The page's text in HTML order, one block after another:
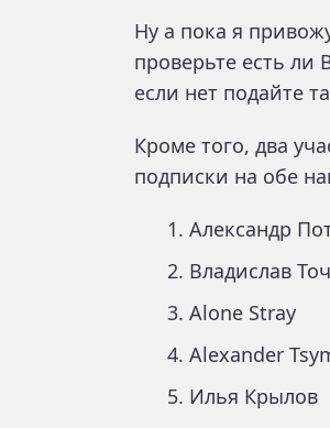
Ну а пока я
проверьте есть ли
если нет подайте
Кроме того, два
подписки на обе
Александр
Владислав
Alone Stray
Alexander
Илья Крылов